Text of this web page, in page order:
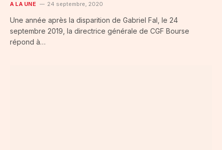
A LA UNE 24 septembre, 2020
Une année après la disparition de Gabriel Fal, le 24
septembre 2019, la directrice générale de CGF Bourse
répond à…